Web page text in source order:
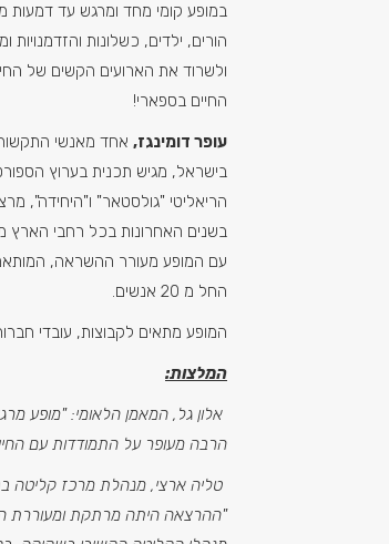
במופע קומי מחד ומרגש עד דמעות
הורים, ילדים, כשלונות
ולשרוד את הארועים הקשים של
החיים בספארי!
עופר דומינגז, אחד מאנשי
בישראל, מגיש תכנית בערוץ
הריאליטי "גולסטאר" ו"היחידה",
בשנים האחרונות בכל רחבי הארץ
עם המופע מעורר ההשראה,
החל מ 20 אנשים.
המופע מתאים לקבוצות, עובדי
המלצות:
אלון גל, המאמן הלאומי: "מופע
הרבה מעופר על התמודדות עם
טליה ארצי, מנהלת מרכז קליטה
"ההרצאה היתה מרתקת ומעוררת